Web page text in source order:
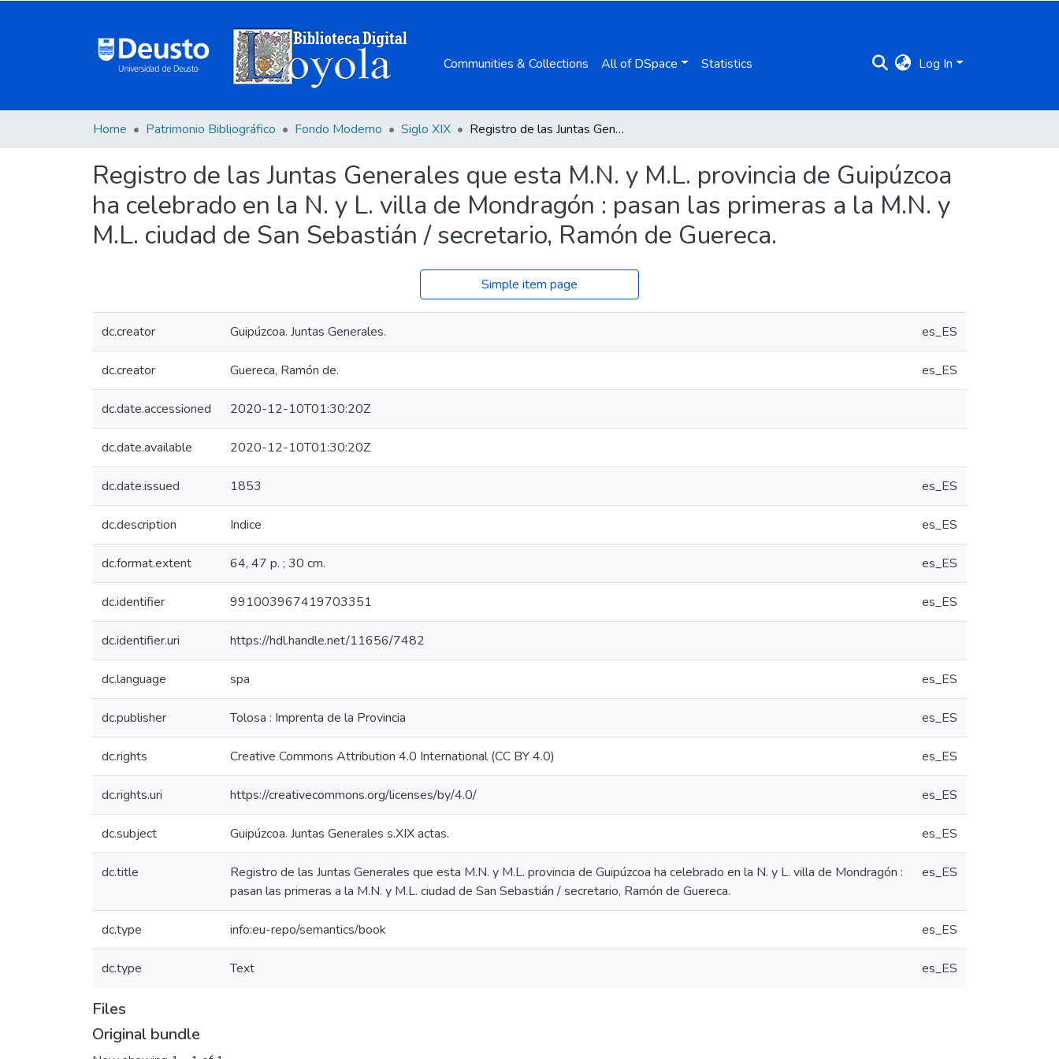
Communities & Collections All of DSpace Statistics Log In
Home Patrimonio Bibliográfico Fondo Moderno Siglo XIX Registro de las Juntas Generales que esta M.N. y M.L. provincia de Guipúzcoa ha celebrado en la N. y L. villa de Mondragón : pasan las primeras a la M.N. y M.L. ciudad de San Sebastián / secretario, Ramón de Guereca.
Registro de las Juntas Generales que esta M.N. y M.L. provincia de Guipúzcoa
ha celebrado en la N. y L. villa de Mondragón : pasan las primeras a la M.N. y
M.L. ciudad de San Sebastián / secretario, Ramón de Guereca.
Simple item page
dc.creator Guipúzcoa. Juntas Generales. es_ES
dc.creator Guereca, Ramón de. es_ES
dc.date.accessioned 2020-12-10T01:30:20Z
dc.date.available 2020-12-10T01:30:20Z
dc.date.issued 1853 es_ES
dc.description Indice es_ES
dc.format.extent 64, 47 p. ; 30 cm. es_ES
dc.identifier 991003967419703351 es_ES
dc.identifier.uri https://hdl.handle.net/11656/7482
dc.language spa es_ES
dc.publisher Tolosa : Imprenta de la Provincia es_ES
dc.rights Creative Commons Attribution 4.0 International (CC BY 4.0) es_ES
dc.rights.uri https://creativecommons.org/licenses/by/4.0/ es_ES
dc.subject Guipúzcoa. Juntas Generales s.XIX actas. es_ES
dc.title
Registro de las Juntas Generales que esta M.N. y M.L. provincia de Guipúzcoa ha celebrado en la N. y L. villa de Mondragón :
pasan las primeras a la M.N. y M.L. ciudad de San Sebastián / secretario, Ramón de Guereca.
es_ES
dc.type info:eu-repo/semantics/book es_ES
dc.type Text es_ES
Files
Original bundle